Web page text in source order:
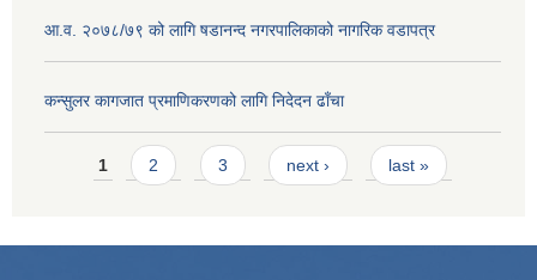
आ.व. २०७८/७९ को लागि षडानन्द नगरपालिकाको नागरिक वडापत्र
कन्सुलर कागजात प्रमाणिकरणको लागि निदेदन ढाँचा
Pages
1 2 3 next › last »